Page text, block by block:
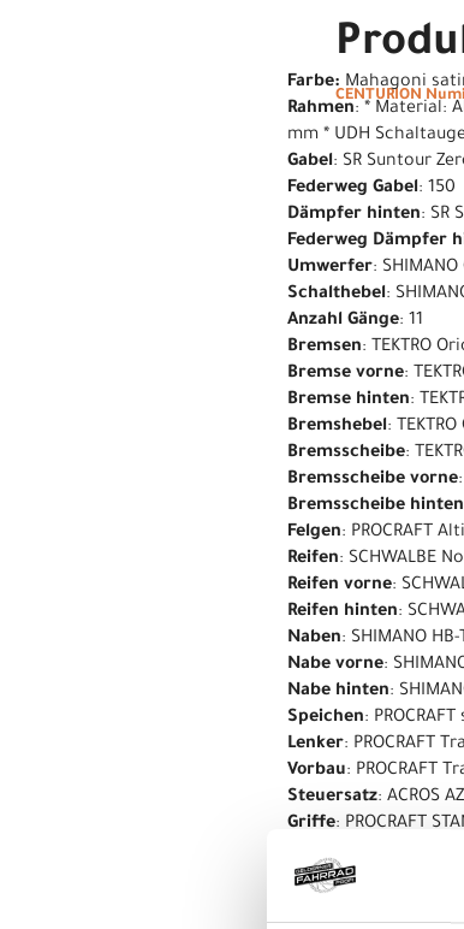
CENTURION
Farbe: Mahagoni
Rahmen: * Material:
mm * UDH
Gabel: SR Suntour
Federweg Gabel: 150
Dämpfer hinten: SR
Federweg Dämpfer
Umwerfer: SHIMANO
Schalthebel:
Anzahl Gänge: 11
Bremsen: TEKTRO
Bremse vorne:
Bremse hinten:
Bremshebel:
Bremsscheibe:
Bremsscheibe vorne
Bremsscheibe hinten
Felgen: PROCRAFT
Reifen: SCHWALBE
Reifen vorne:
Reifen hinten:
Naben: SHIMANO
Nabe vorne:
Nabe hinten:
Speichen:
Lenker: PROCRAFT
Vorbau: PROCRAFT
Steuersatz: ACROS
Griffe: PROCRAFT
Sattelstütze